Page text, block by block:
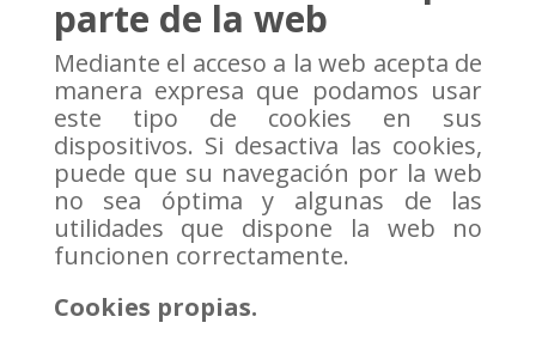
parte de la web
Mediante el acceso a la web acepta de
manera expresa que podamos usar
este tipo de cookies en sus
dispositivos. Si desactiva las cookies,
puede que su navegación por la web
no sea óptima y algunas de las
utilidades que dispone la web no
funcionen correctamente.
Cookies propias.